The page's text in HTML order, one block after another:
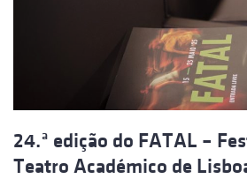
24.ª edição do FATAL –
Teatro Académico de